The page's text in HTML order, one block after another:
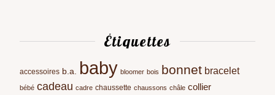
Étiquettes
accessoires b.a. baby bloomer bois bonnet bracelet
bébé cadeau cadre chaussette chaussons châle collier